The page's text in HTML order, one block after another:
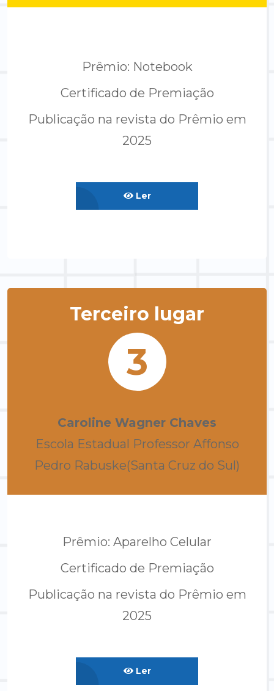
Prêmio: Notebook
Certificado de Premiação
Publicação na revista do Prêmio em
2025
Ler
Terceiro lugar
3
Caroline Wagner Chaves
Escola Estadual Professor Affonso
Pedro Rabuske(Santa Cruz do Sul)
Prêmio: Aparelho Celular
Certificado de Premiação
Publicação na revista do Prêmio em
2025
Ler